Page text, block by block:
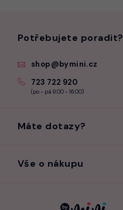
Potřebujete poradit?
shop@bymini.cz
723 722 920
(po - pá 9:00 - 16:00)
Máte dotazy?
Vše o nákupu